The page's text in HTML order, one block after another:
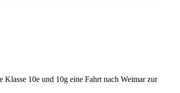
10e und 10g eine Fahrt nach Weimar zur